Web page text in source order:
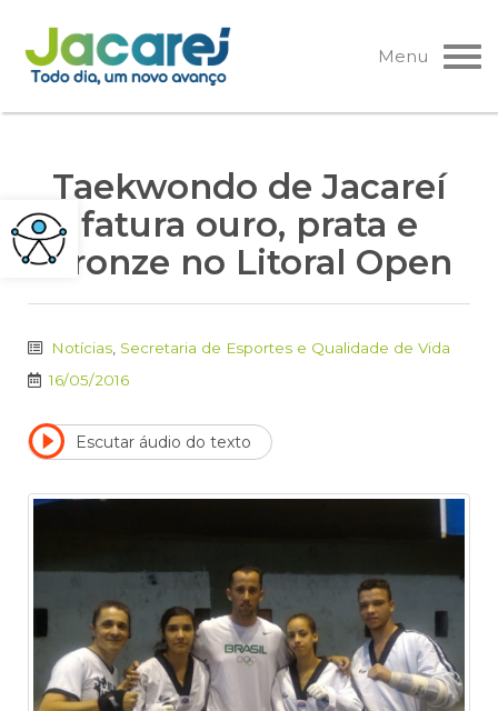
Pular
para
o
Menu
Taekwondo de Jacareí
fatura ouro, prata e
bronze no Litoral Open
Notícias Secretaria de Esportes e Qualidade de Vida
16/05/2016
Escutar áudio do texto